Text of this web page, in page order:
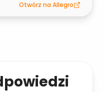
Otwórz na Allegro